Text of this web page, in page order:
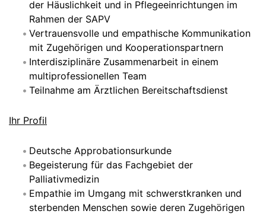
der Häuslichkeit und in Pflegeeinrichtungen im
Rahmen der SAPV
Vertrauensvolle und empathische Kommunikation
mit Zugehörigen und Kooperationspartnern
Interdisziplinäre Zusammenarbeit in einem
multiprofessionellen Team
Teilnahme am Ärztlichen Bereitschaftsdienst
Ihr Profil
Deutsche Approbationsurkunde
Begeisterung für das Fachgebiet der
Palliativmedizin
Empathie im Umgang mit schwerstkranken und
sterbenden Menschen sowie deren Zugehörigen